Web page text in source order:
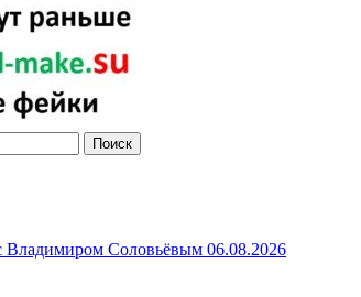
Владимиром Соловьёвым 06.08.2026